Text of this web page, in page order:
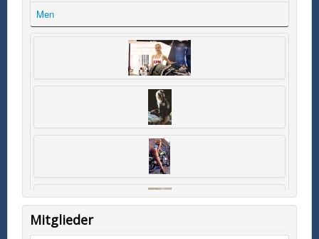
Men
Mitglieder